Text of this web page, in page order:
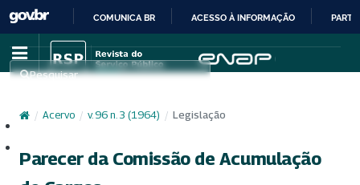
IR
PARA
CONTEÚDO
COMUNICA BR ACESSO À INFORMAÇÃO
Pesquisar
/ Acervo / v. 96 n. 3 (1964) / Legislação
Parecer da Comissão de Acumulação